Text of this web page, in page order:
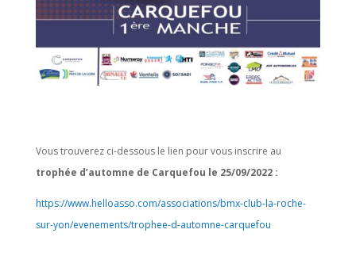
Vous trouverez ci-dessous le lien pour vous inscrire au
trophée d’automne de Carquefou le 25/09/2022 :
https://www.helloasso.com/associations/bmx-club-la-roche-
sur-yon/evenements/trophee-d-automne-carquefou